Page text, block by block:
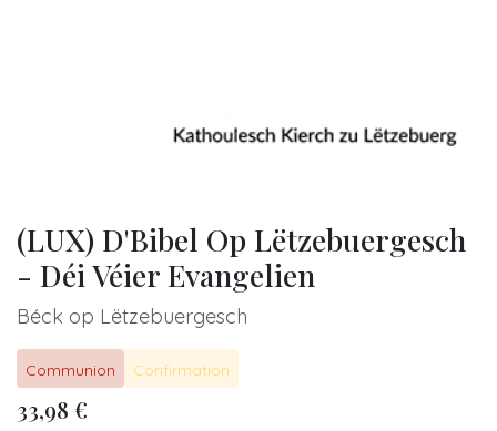
(LUX) D'Bibel Op Lëtzebuergesch
- Déi Véier Evangelien
Béck op Lëtzebuergesch
Communion Confirmation
33,98 €